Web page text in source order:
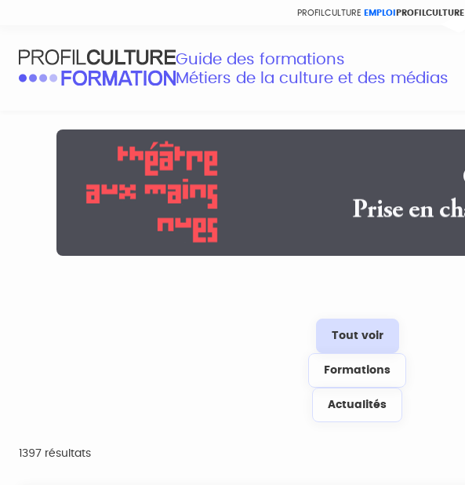
PROFILCULTURE EMPLOI PROFILCULTURE
Guide des formations
Métiers de la culture et des médias
Tout voir
Formations
Actualités
1397 résultats